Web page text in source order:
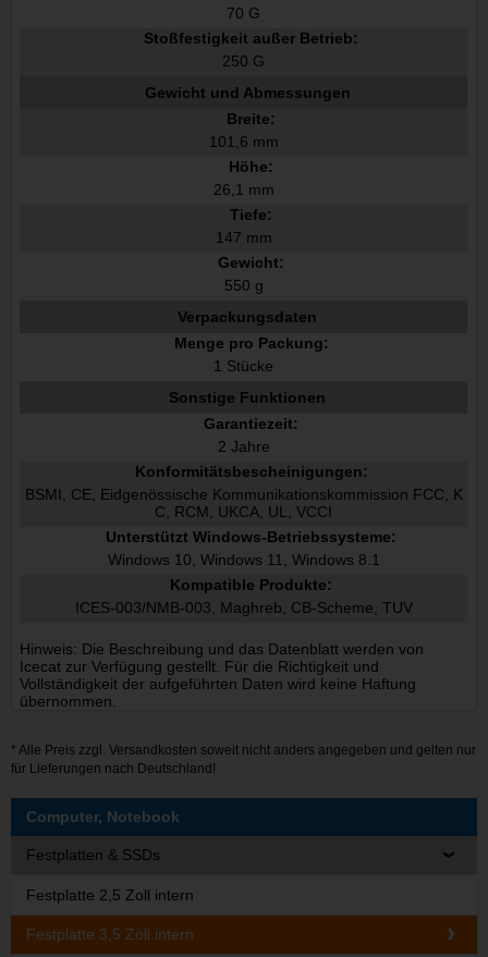
70 G
Stoßfestigkeit außer Betrieb:
250 G
Gewicht und Abmessungen
Breite:
101,6 mm
Höhe:
26,1 mm
Tiefe:
147 mm
Gewicht:
550 g
Verpackungsdaten
Menge pro Packung:
1 Stücke
Sonstige Funktionen
Garantiezeit:
2 Jahre
Konformitätsbescheinigungen:
BSMI, CE, Eidgenössische Kommunikationskommission FCC, K
C, RCM, UKCA, UL, VCCI
Unterstützt Windows-Betriebssysteme:
Windows 10, Windows 11, Windows 8.1
Kompatible Produkte:
ICES-003/NMB-003, Maghreb, CB-Scheme, TUV
Hinweis: Die Beschreibung und das Datenblatt werden von
Icecat zur Verfügung gestellt. Für die Richtigkeit und
Vollständigkeit der aufgeführten Daten wird keine Haftung
übernommen.
* Alle Preis zzgl. Versandkosten soweit nicht anders angegeben und gelten nur
für Lieferungen nach Deutschland!
Computer, Notebook
Festplatten & SSDs
Festplatte 2,5 Zoll intern
Festplatte 3,5 Zoll intern